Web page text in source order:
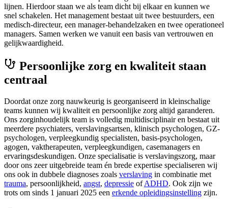
lijnen. Hierdoor staan we als team dicht bij elkaar en kunnen we
snel schakelen. Het management bestaat uit twee bestuurders, een
medisch-directeur, een manager-behandelzaken en twee operationeel
managers. Samen werken we vanuit een basis van vertrouwen en
gelijkwaardigheid.
Persoonlijke zorg en kwaliteit staan
centraal
Doordat onze zorg nauwkeurig is georganiseerd in kleinschalige
teams kunnen wij kwaliteit en persoonlijke zorg altijd garanderen.
Ons zorginhoudelijk team is volledig multidisciplinair en bestaat uit
meerdere psychiaters, verslavingsartsen, klinisch psychologen, GZ-
psychologen, verpleegkundig specialisten, basis-psychologen,
agogen, vaktherapeuten, verpleegkundigen, casemanagers en
ervaringsdeskundigen. Onze specialisatie is verslavingszorg, maar
door ons zeer uitgebreide team én brede expertise specialiseren wij
ons ook in dubbele diagnoses zoals verslaving in combinatie met
trauma, persoonlijkheid, angst, depressie ofADHD. Ook zijn we
trots om sinds 1 januari 2025 een erkende opleidingsinstelling zijn.